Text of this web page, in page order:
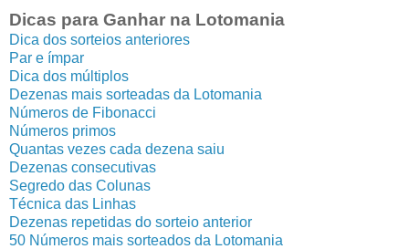
Dicas para Ganhar na Lotomania
Dica dos sorteios anteriores
Par e ímpar
Dica dos múltiplos
Dezenas mais sorteadas da Lotomania
Números de Fibonacci
Números primos
Quantas vezes cada dezena saiu
Dezenas consecutivas
Segredo das Colunas
Técnica das Linhas
Dezenas repetidas do sorteio anterior
50 Números mais sorteados da Lotomania